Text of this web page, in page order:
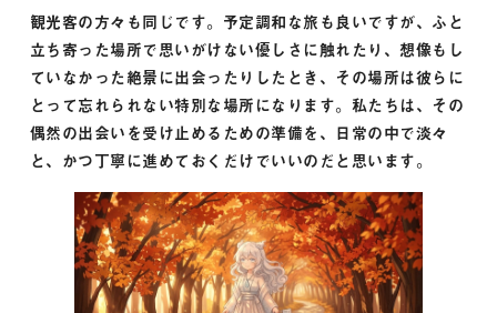
観光客の方々も同じです。予定調和な旅も良いですが、ふと
立ち寄った場所で思いがけない優しさに触れたり、想像もし
ていなかった絶景に出会ったりしたとき、その場所は彼らに
とって忘れられない特別な場所になります。私たちは、その
偶然の出会いを受け止めるための準備を、日常の中で淡々
と、かつ丁寧に進めておくだけでいいのだと思います。